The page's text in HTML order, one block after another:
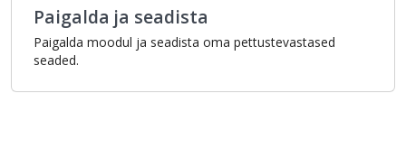
Paigalda ja seadista
Paigalda moodul ja seadista oma pettustevastased
seaded.